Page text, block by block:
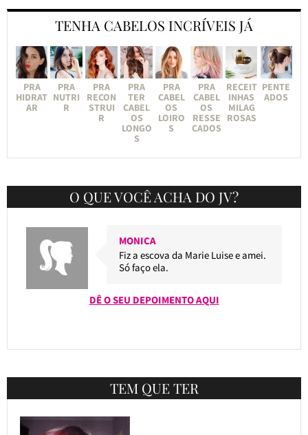
TENHA CABELOS INCRÍVEIS JÁ
PRA
HIDRAT
AR
PRA
NUTRI
R
PRA
RECON
STRUI
R
PRA
TER
CABEL
OS
LONGO
S
PRA
CABEL
OS
LOIRO
S
PRA
CABEL
OS
RESSE
CADOS
RECEIT
INHAS
MILAG
ROSAS
PENTE
ADOS
O QUE VOCÊ ACHA DO JV?
MONICA
Fiz a escova da Marie Luise e amei.
Só faço ela.
DÊ O SEU DEPOIMENTO AQUI
TEM QUE TER